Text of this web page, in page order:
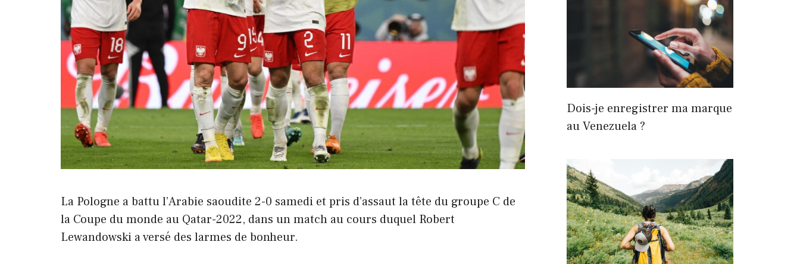
La Pologne a battu l’Arabie saoudite 2-0 samedi et pris d’assaut la tête du groupe C de
la Coupe du monde au Qatar-2022, dans un match au cours duquel Robert
Lewandowski a versé des larmes de bonheur.
Dois-je enregistrer ma marque
au Venezuela ?